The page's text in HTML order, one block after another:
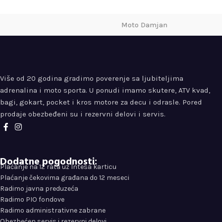
Moto Damjan
Više od 20 godina gradimo poverenje sa ljubiteljima
adrenalina i moto sporta. U ponudi imamo skutere, ATV kvad,
bagi, gokart, pocket i kros motore za decu i odrasle. Pored
prodaje obezbeđeni su i rezervni delovi i servis.
Dodatne pogodnosti:
Plaćanje na 12 rata uz Intesa karticu
Plaćanje čekovima građana do 12 meseci
Radimo javna preduzeća
Radimo PIO fondove
Radimo administrativne zabrane